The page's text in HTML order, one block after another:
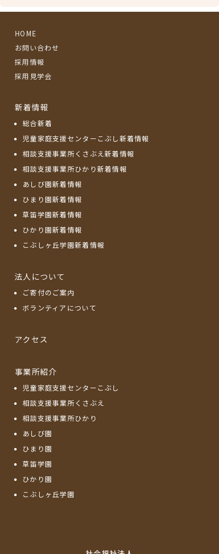
HOME
お問い合わせ
採用情報
採用見学会
新着情報
総合新着
児童家庭支援センターこぶし新着情報
相談支援事業所くさぶえ新着情報
相談支援事業所ひかり新着情報
あしび園新着情報
ひまり園新着情報
草笛学園新着情報
ひかり園新着情報
こぶしヶ丘学園新着情報
法人について
ご寄付のご案内
ボランティアについて
アクセス
事業所紹介
児童家庭支援センターこぶし
相談支援事業所くさぶえ
相談支援事業所ひかり
あしび園
ひまり園
草笛学園
ひかり園
こぶしヶ丘学園